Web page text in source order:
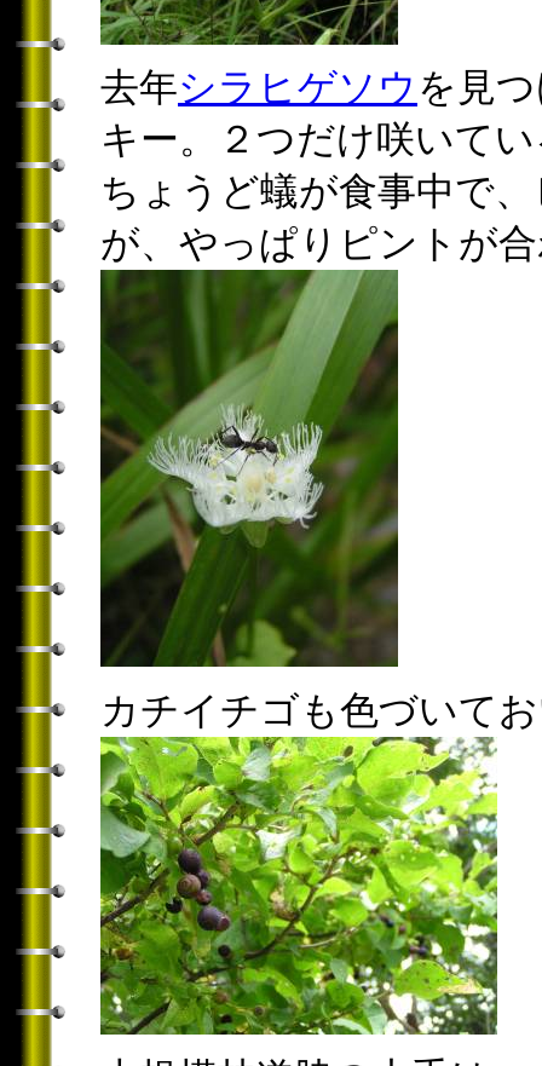
去年シラヒゲソウ を見
キー。２つだけ咲いて
ちょうど蟻が食事中で
が、やっぱりピントが
カチイチゴも色づいて